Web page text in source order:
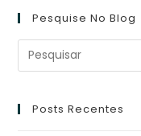
nova
aba
uma
nova
aba
nova
aba
Pesquise No Blog
Posts Recentes